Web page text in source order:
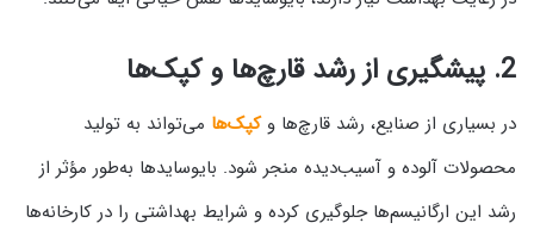
2. پیشگیری از رشد قارچ‌ها و کپک‌ها
در بسیاری از صنایع، رشد قارچ‌ها وکپک‌ها می‌تواند به تولید
محصولات آلوده و آسیب‌دیده منجر شود. بایوسایدها به‌طور مؤثر از
رشد این ارگانیسم‌ها جلوگیری کرده و شرایط بهداشتی را در کارخانه‌ها